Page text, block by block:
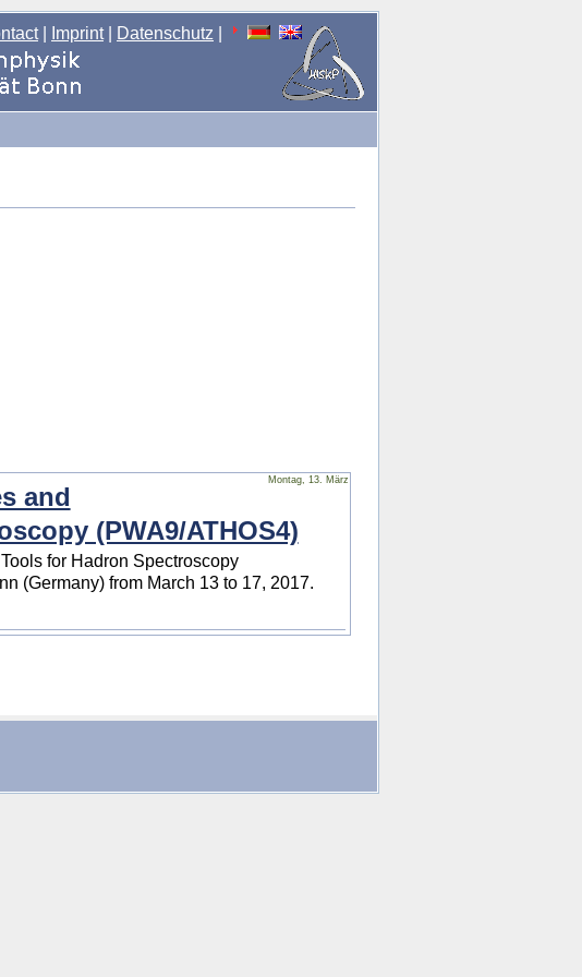
| Imprint| Datenschutz
Montag, 13. März
and
(PWA9/ATHOS4)
for Hadron Spectroscopy
(Germany) from March 13 to 17, 2017.